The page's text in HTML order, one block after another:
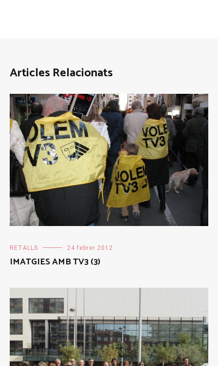
Articles Relacionats
RETALLS 24 febrer 2012
IMATGIES AMB TV3 (3)